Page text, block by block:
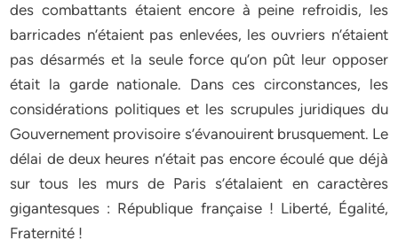
des combattants étaient encore à peine refroidis, les
barricades n’étaient pas enlevées, les ouvriers n’étaient
pas désarmés et la seule force qu’on pût leur opposer
était la garde nationale. Dans ces circonstances, les
considérations politiques et les scrupules juridiques du
Gouvernement provisoire s’évanouirent brusquement. Le
délai de deux heures n’était pas encore écoulé que déjà
sur tous les murs de Paris s’étalaient en caractères
gigantesques : République française ! Liberté, Égalité,
Fraternité !